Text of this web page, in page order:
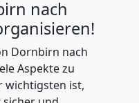
nach
Dornbirn nach
Aspekte zu
wichtigsten ist,